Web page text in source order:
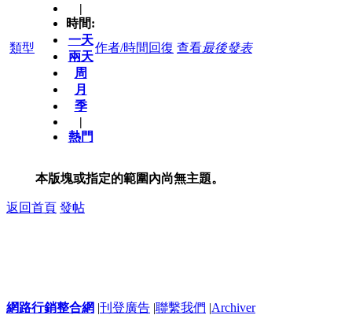
類型
|
時間:
一天
兩天
周
月
季
|
熱門
作者/時間 回復 查看最後發表
本版塊或指定的範圍內尚無主題。
返回首頁 發帖
網路行銷整合網 |刊登廣告 |聯繫我們 |Archiver